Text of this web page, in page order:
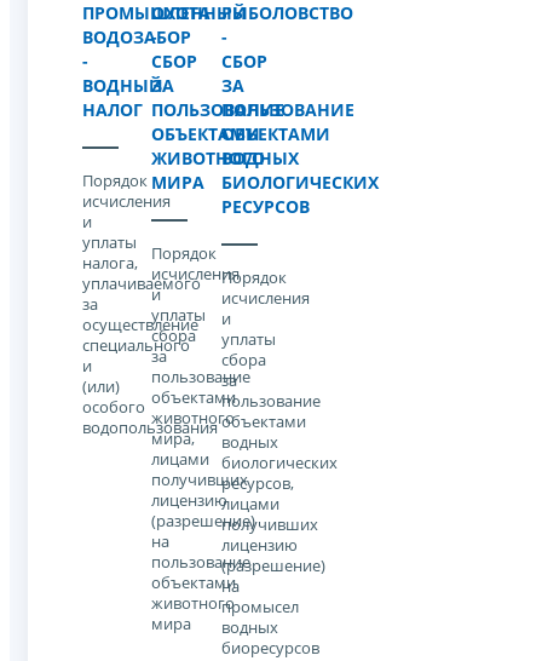
ПРОМЫШЛЕННЫЙ
ВОДОЗАБОР
-
ВОДНЫЙ
НАЛОГ
Порядок
исчисления
и
уплаты
налога,
уплачиваемого
за
осуществление
специального
и
(или)
особого
водопользования
ОХОТА
-
СБОР
ЗА
ПОЛЬЗОВАНИЕ
ОБЪЕКТАМИ
ЖИВОТНОГО
МИРА
Порядок
исчисления
и
уплаты
cбора
за
пользование
объектами
животного
мира,
лицами
получивших
лицензию
(разрешение)
на
пользование
объектами
животного
мира
РЫБОЛОВСТВО
-
СБОР
ЗА
ПОЛЬЗОВАНИЕ
ОБЪЕКТАМИ
ВОДНЫХ
БИОЛОГИЧЕСКИХ
РЕСУРСОВ
Порядок
исчисления
и
уплаты
cбора
за
пользование
объектами
водных
биологических
ресурсов,
лицами
получивших
лицензию
(разрешение)
на
промысел
водных
биоресурсов